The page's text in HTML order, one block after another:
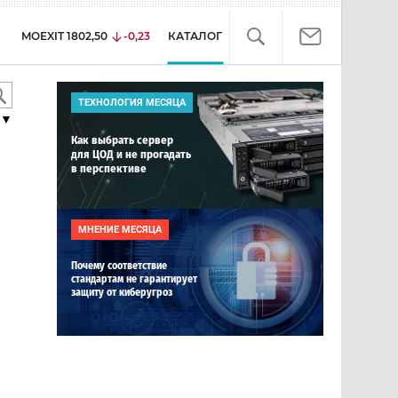
MOEXIT 1802,50 -0,23 КАТАЛОГ
ТЕХНОЛОГИЯ МЕСЯЦА
Как выбрать сервер
для ЦОД и не прогадать
в перспективе
МНЕНИЕ МЕСЯЦА
Почему соответствие
стандартам не гарантирует
защиту от киберугроз